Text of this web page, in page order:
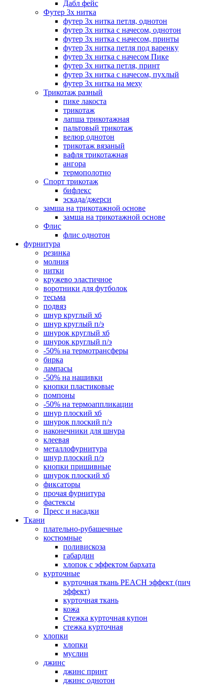
Дабл фейс
Футер 3х нитка
футер 3х нитка петля, однотон
футер 3х нитка с начесом, однотон
футер 3х нитка с начесом, принты
футер 3х нитка петля под варенку
футер 3х нитка с начесом Пике
футер 3х нитка петля, принт
футер 3х нитка с начесом, пухлый
футер 3х нитка на меху
Трикотаж разный
пике лакоста
трикотаж
лапша трикотажная
пальтовый трикотаж
велюр однотон
трикотаж вязаный
вафля трикотажная
ангора
термополотно
Спорт трикотаж
бифлекс
эскада/джерси
замша на трикотажной основе
замша на трикотажной основе
Флис
флис однотон
фурнитура
резинка
молния
нитки
кружево эластичное
воротники для футболок
тесьма
подвяз
шнур круглый хб
шнур круглый п/э
шнурок круглый хб
шнурок круглый п/э
-50% на термотрансферы
бирка
лампасы
-50% на нашивки
кнопки пластиковые
помпоны
-50% на термоаппликации
шнур плоский хб
шнурок плоский п/э
наконечники для шнура
клеевая
металлофурнитура
шнур плоский п/э
кнопки пришивные
шнурок плоский хб
фиксаторы
прочая фурнитура
фастексы
Пресс и насадки
Ткани
плательно-рубашечные
костюмные
поливискоза
габардин
хлопок с эффектом бархата
курточные
курточная ткань PEACH эффект (пич
эффект)
курточная ткань
кожа
Стежка курточная купон
стежка курточная
хлопки
хлопки
муслин
джинс
джинс принт
джинс однотон